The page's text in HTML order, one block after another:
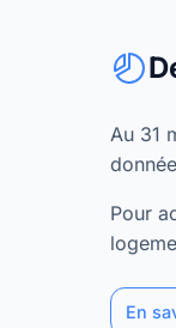
Au 31
Pour
En